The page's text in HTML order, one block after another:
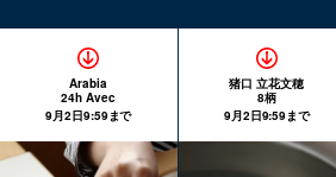
Arabia
24h Avec
9月2日9:59まで
猪口 立花文穂
8柄
9月2日9:59まで